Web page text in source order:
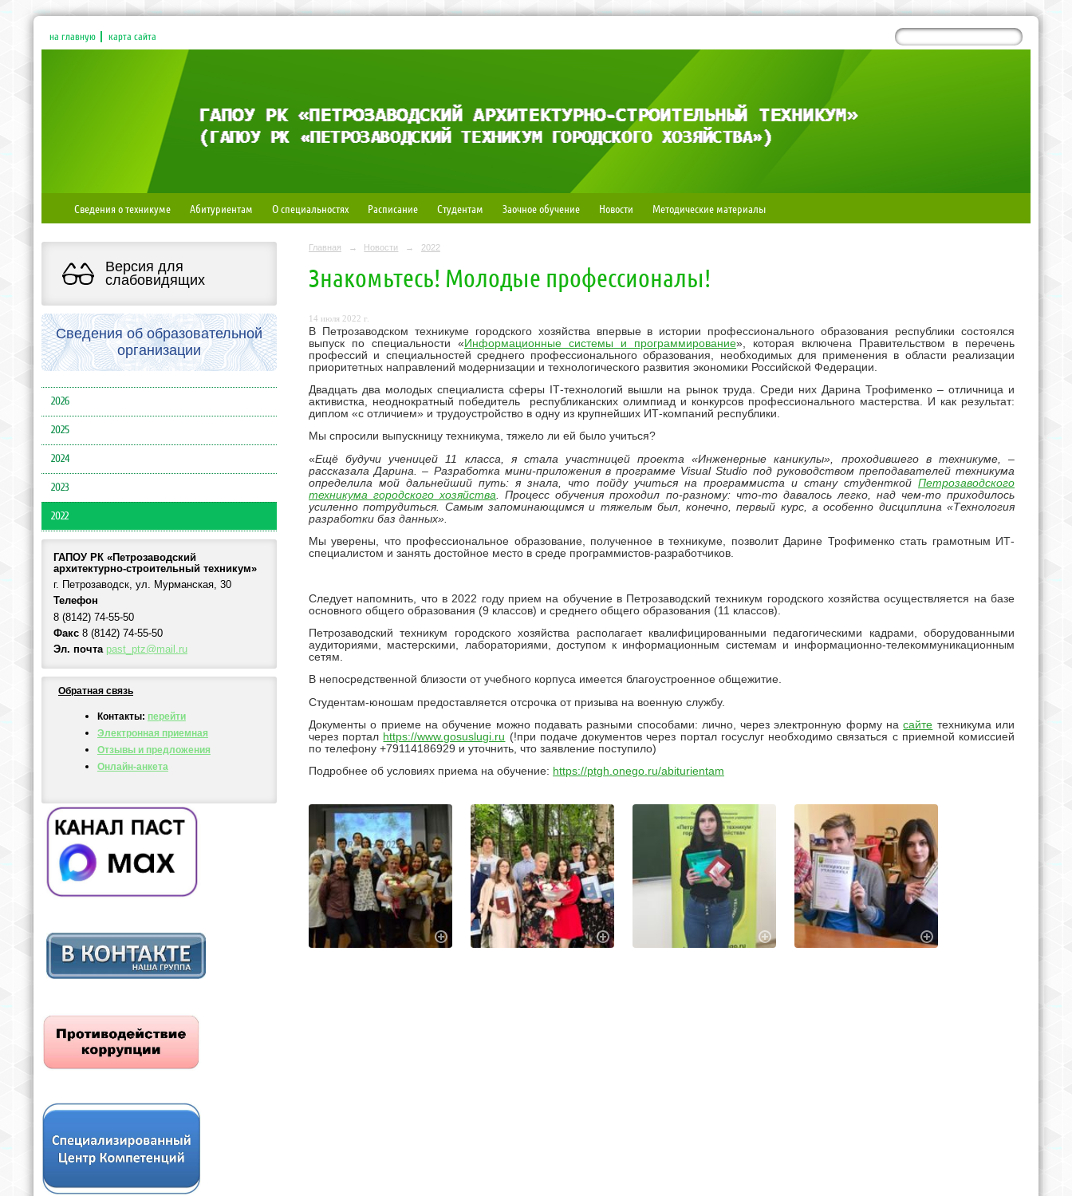
на главную карта сайта
Сведения о техникуме Абитуриентам О специальностях Расписание Студентам Заочное обучение Новости Методические материалы
Версия для
слабовидящих
Сведения об образовательной
организации
2026
2025
2024
2023
2022
ГАПОУ РК «Петрозаводский
архитектурно-строительный техникум»
г. Петрозаводск, ул. Мурманская, 30
Телефон
8 (8142) 74-55-50
Факс 8 (8142) 74-55-50
Эл. почта past_ptz@mail.ru
Обратная связь
Контакты: перейти
Электронная приемная
Отзывы и предложения
Онлайн-анкета
Главная → Новости → 2022
Знакомьтесь! Молодые профессионалы!
14 июля 2022 г.
В Петрозаводском техникуме городского хозяйства впервые в истории профессионального образования республики состоялся
выпуск по специальности «Информационные системы и программирование», которая включена Правительством в перечень
профессий и специальностей среднего профессионального образования, необходимых для применения в области реализации
приоритетных направлений модернизации и технологического развития экономики Российской Федерации.
Двадцать два молодых специалиста сферы
IT-технологий вышли на рынок труда. Среди них Дарина Трофименко – отличница и
активистка, неоднократный победитель республиканских олимпиад и конкурсов профессионального мастерства. И как результат:
диплом «с отличием» и трудоустройство в одну из крупнейших ИТ-компаний республики.
Мы спросили выпускницу техникума, тяжело ли ей было учиться?
«Ещё будучи ученицей 11 класса, я стала участницей проекта «Инженерные каникулы», проходившего в техникуме, –
рассказала Дарина. – Разработка мини-приложения в программе Visual Studio под руководством преподавателей техникума
определила мой дальнейший путь: я знала, что пойду учиться на программиста и стану студенткой Петрозаводского
техникума городского хозяйства . Процесс обучения проходил по-разному: что-то давалось легко, над чем-то приходилось
усиленно потрудиться. Самым запоминающимся и тяжелым был, конечно, первый курс, а особенно дисциплина «Технология
разработки баз данных».
Мы уверены, что профессиональное образование, полученное в техникуме, позволит Дарине Трофименко стать грамотным ИТ-
специалистом и занять достойное место в среде программистов-разработчиков.
Следует напомнить, что в 2022 году прием на обучение в Петрозаводский техникум городского хозяйства осуществляется на базе
основного общего образования (9 классов) и среднего общего образования (11 классов).
Петрозаводский техникум городского хозяйства располагает квалифицированными педагогическими кадрами, оборудованными
аудиториями, мастерскими, лабораториями, доступом к информационным системам и информационно-телекоммуникационным
сетям.
В непосредственной близости от учебного корпуса имеется благоустроенное общежитие.
Студентам-юношам предоставляется отсрочка от призыва на военную службу.
Документы о приеме на обучение можно подавать разными способами: лично, через электронную форму насайте техникума или
через портал https://www.gosuslugi.ru (!при подаче документов через портал госуслуг необходимо связаться с приемной комиссией
по телефону +79114186929 и уточнить, что заявление поступило)
Подробнее об условиях приема на обучение: https://ptgh.onego.ru/abiturientam